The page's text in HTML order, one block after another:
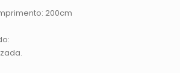
200cm